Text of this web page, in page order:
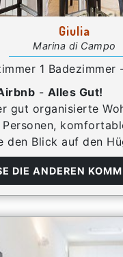
Giulia
Marina di Campo
1 Badezimmer
- Alles Gut!
gut organisierte
den Blick auf den
DIE ANDEREN